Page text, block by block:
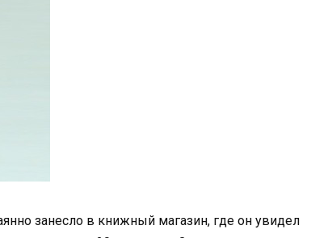
занесло в книжный магазин, где он увидел